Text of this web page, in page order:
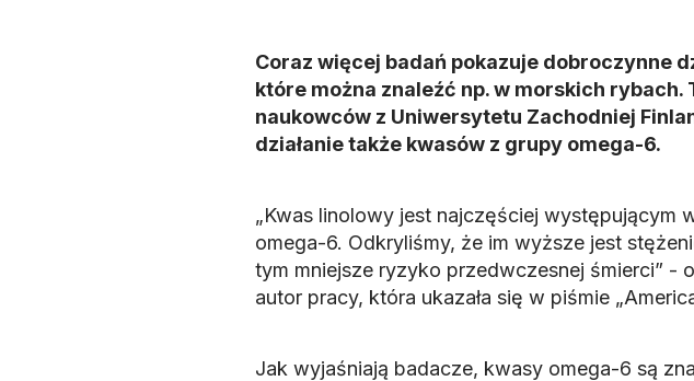
Coraz więcej badań pokazuje dobroczynne
które można znaleźć np. w morskich rybach.
naukowców z Uniwersytetu Zachodniej
działanie także kwasów z grupy omega-6.
„Kwas linolowy jest najczęściej występującym
omega-6. Odkryliśmy, że im wyższe jest
tym mniejsze ryzyko przedwczesnej śmierci” -
autor pracy, która ukazała się w piśmie
Jak wyjaśniają badacze, kwasy omega-6 są